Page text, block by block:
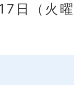
日（火